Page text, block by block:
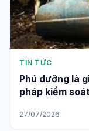
TIN TỨC
Phú dưỡng là
pháp kiểm
27/07/2026